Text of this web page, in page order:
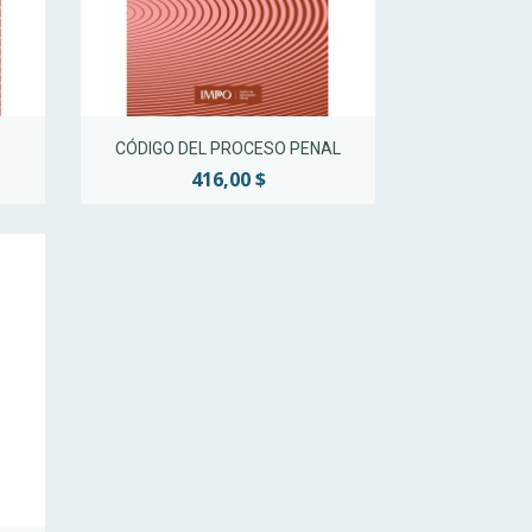
Vista rápida
CÓDIGO DEL PROCESO PENAL
416,00 $